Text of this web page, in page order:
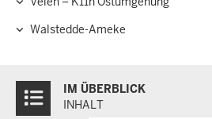
Walstedde-Ameke
Inhalte
IM ÜBERBLICK
INHALT